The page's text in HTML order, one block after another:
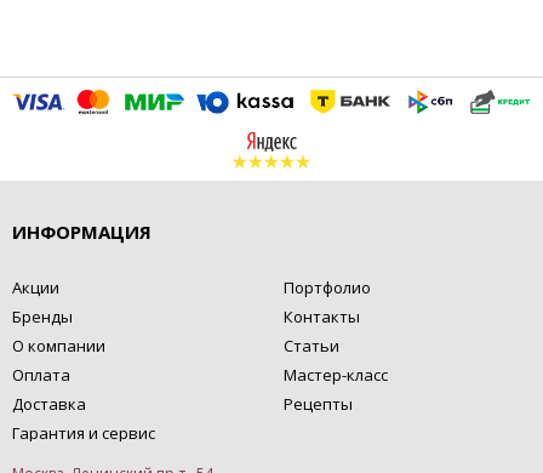
ИНФОРМАЦИЯ
Акции
Бренды
О компании
Оплата
Доставка
Гарантия и сервис
Портфолио
Контакты
Статьи
Мастер-класс
Рецепты